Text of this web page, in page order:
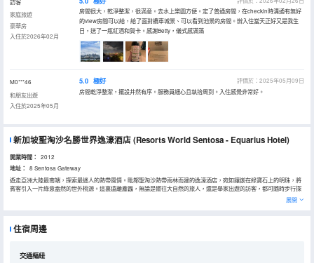
訪客
家庭旅遊
豪華房
入住於2026年02月
房間很大，乾淨整潔，很滿意。去水上樂園方便。定了普通房間，在checkin時溝通有無好
的view房間可以給，給了面對纜車城景、可以看到池景的房間。辦入住當天正好又是我生
日，送了一瓶紅酒和賀卡。感謝Betty，儀式感滿滿
M0***46
和朋友出遊
入住於2025年05月
5.0 極好
評價於：2025年05月09日
房間乾淨整潔，擺設井然有序。服務員細心且執拾周到。入住感覺非常好。
新加坡聖淘沙名勝世界逸濠酒店(Resorts World Sentosa - Equarius Hotel)
開業時間： 2012
地址：
8 Sentosa Gateway
遊走亞洲大陸最南端，探索最迷人的熱帶風情。毗鄰聖淘沙熱帶雨林而建的逸濠酒店，宛如鑲嵌在綠寶石上的明珠，將
賓客引入一片綠意盎然的世外桃源。這裏遠離塵囂，無論是嚮往大自然的旅人，還是舉家出遊的訪客，都可隨時步行探
展開
住宿周邊
交通樞紐